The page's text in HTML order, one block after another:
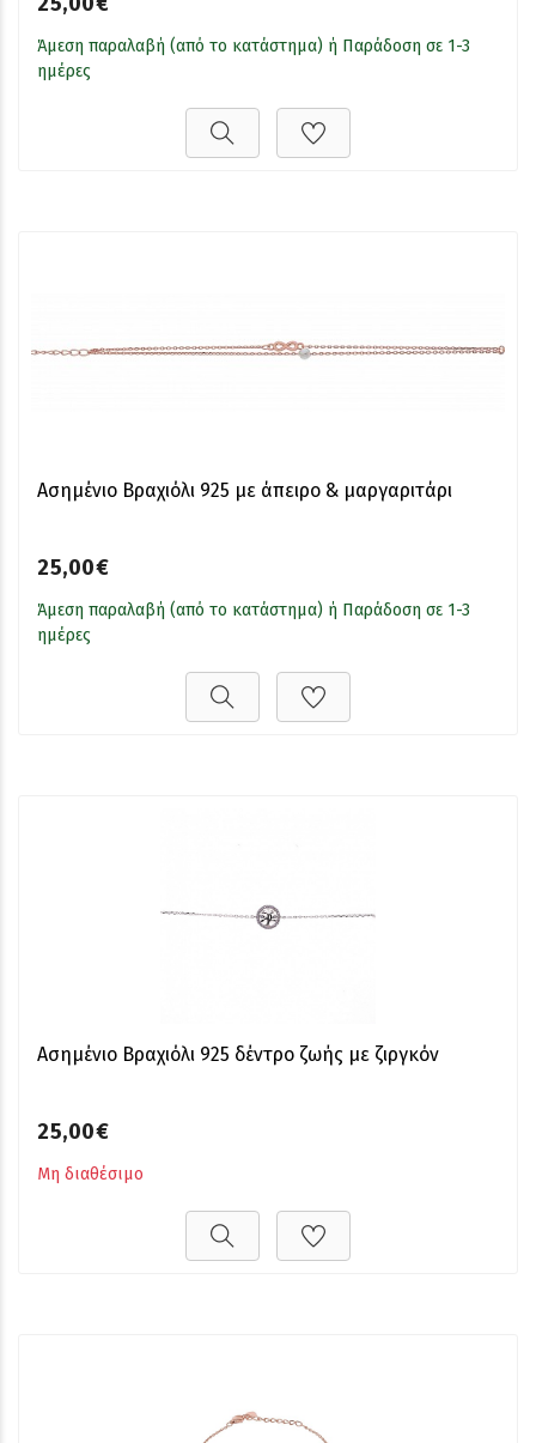
Άμεση παραλαβή (από το κατάστημα) ή Παράδοση σε 1-3
ημέρες
Ασημένιο Βραχιόλι 925 με άπειρο & μαργαριτάρι
25,00€
Άμεση παραλαβή (από το κατάστημα) ή Παράδοση σε 1-3
ημέρες
Ασημένιο Βραχιόλι 925 δέντρο ζωής με ζιργκόν
25,00€
Μη διαθέσιμο